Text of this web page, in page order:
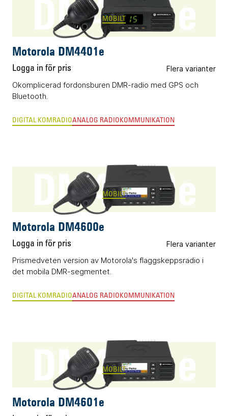
DM4401e
MOBILT
Motorola DM4401e
Logga in för pris Flera varianter
Okomplicerad fordonsburen DMR-radio med GPS och
Bluetooth.
DIGITAL KOMRADIOANALOG RADIOKOMMUNIKATION
DM4600e
MOBILT
Motorola DM4600e
Logga in för pris Flera varianter
Prismedveten version av Motorola's flaggskeppsradio i
det mobila DMR-segmentet.
DIGITAL KOMRADIOANALOG RADIOKOMMUNIKATION
DM4601e
MOBILT
Motorola DM4601e